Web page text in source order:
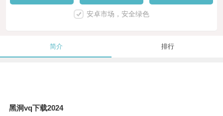
安卓市场，安全绿色
简介 排行
黑洞vq下载2024